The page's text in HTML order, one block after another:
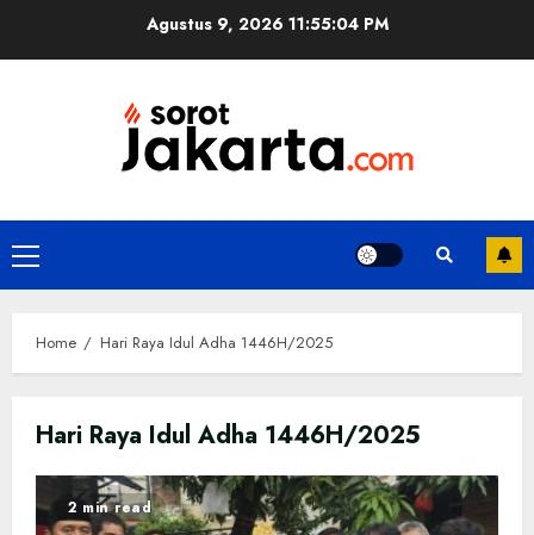
Agustus 9, 2026 11:55:04 PM
Primary
Menu
Home Hari Raya Idul Adha 1446H/2025
Hari Raya Idul Adha 1446H/2025
2 min read